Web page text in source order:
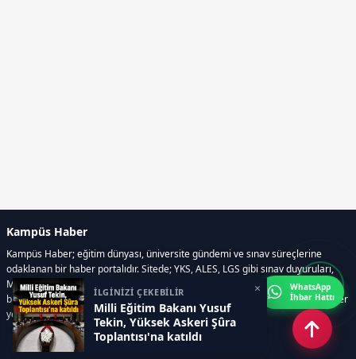
İLGİNİZİ ÇEKEBİLİR
Milli Eğitim Bakanı Yusuf
Tekin, Yüksek Askeri Şûra
Toplantısı'na katıldı
×
Kampüs Haber
Kampüs Haber; eğitim dünyası, üniversite gündemi ve sınav süreçlerine
odaklanan bir haber portalıdır. Sitede; YKS, ALES, LGS gibi sınav duyuruları,
Milli Eğitim Bakanlığı gelişmeleri, üniversite haberleri, rehberlik içerikleri,
bilim ve teknoloji alanındaki yenilikler ile öğrenci yaşamına dair güncel bilgiler
yer alır.
WhatsApp
İhbar Hattı